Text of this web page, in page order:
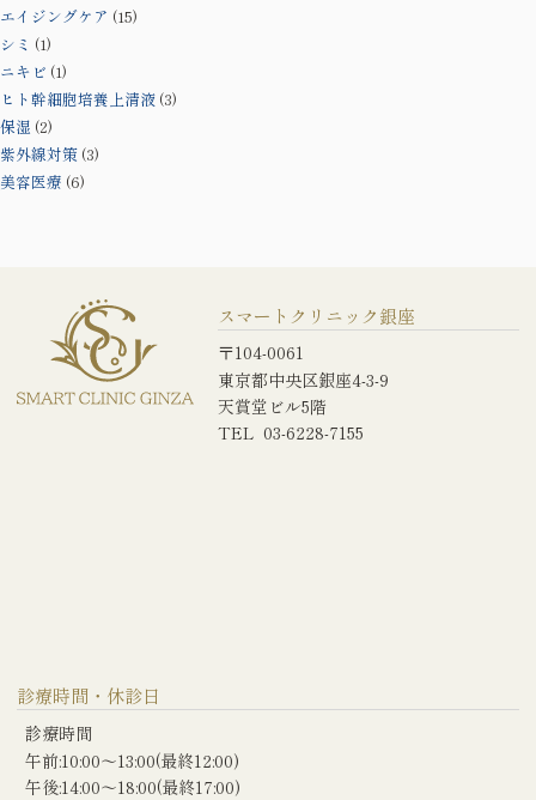
エイジングケア (15)
シミ (1)
ニキビ (1)
ヒト幹細胞培養上清液 (3)
保湿 (2)
紫外線対策 (3)
美容医療 (6)
スマートクリニック銀座
〒104-0061
東京都中央区銀座4-3-9
天賞堂ビル5階
TEL 03-6228-7155
診療時間・休診日
診療時間
午前:10:00〜13:00(最終12:00)
午後:14:00〜18:00(最終17:00)